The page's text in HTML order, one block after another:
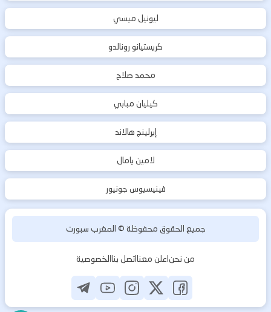
ليونيل ميسي
كريستيانو رونالدو
محمد صلاح
كيليان مبابي
إيرلينج هالاند
لامين يامال
فينيسيوس جونيور
جميع الحقوق محفوظة ©المغرب سبورت
من نحناعلن معنااتصل بناالخصوصية